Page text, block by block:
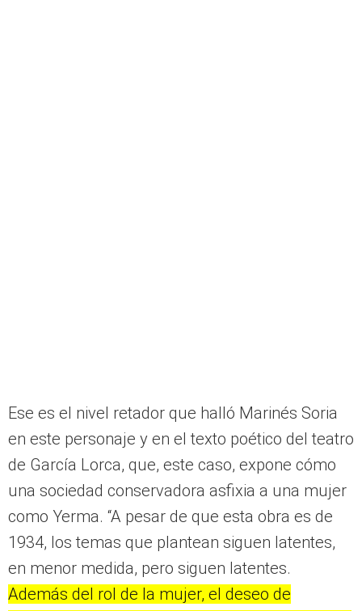
Ese es el nivel retador que halló Marinés Soria
en este personaje y en el texto poético del teatro
de García Lorca, que, este caso, expone cómo
una sociedad conservadora asfixia a una mujer
como Yerma. “A pesar de que esta obra es de
1934, los temas que plantean siguen latentes,
en menor medida, pero siguen latentes.
Además del rol de la mujer, el deseo de